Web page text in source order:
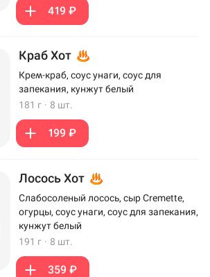
419 ₽
Краб Хот
Крем-краб, соус унаги, соус для
запекания, кунжут белый
181 г · 8 шт.
199 ₽
Лосось Хот
Слабосоленый лосось, сыр Cremette,
огурцы, соус унаги, соус для запекания,
кунжут белый
191 г · 8 шт.
359 ₽